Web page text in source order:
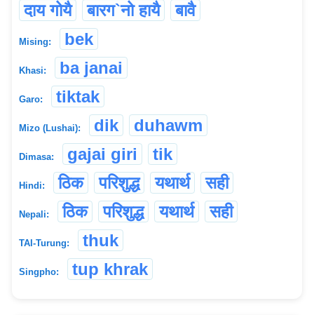
दाय गोयै
बारग`नो हायै बावै
Mising: bek
Khasi: ba janai
Garo: tiktak
Mizo (Lushai): dik duhawm
Dimasa: gajai giri tik
Hindi: ठिक परिशुद्ध यथार्थ सही
Nepali: ठिक परिशुद्ध यथार्थ सही
TAI-Turung: thuk
Singpho: tup khrak